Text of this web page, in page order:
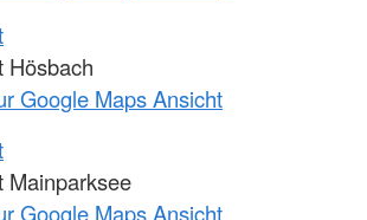
Hösbach
Google Maps Ansicht
Mainparksee
Google Maps Ansicht